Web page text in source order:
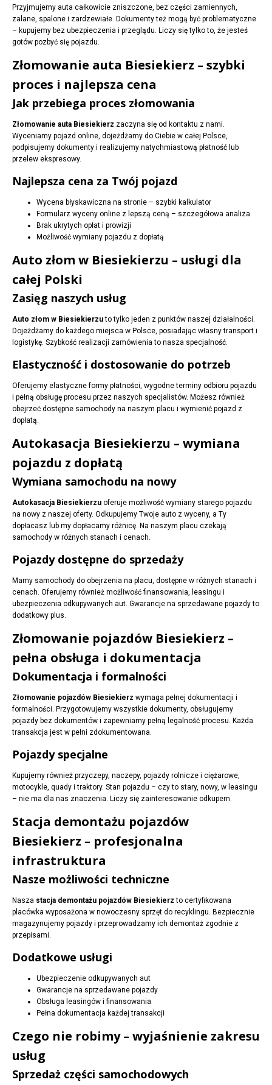
Przyjmujemy auta całkowicie zniszczone, bez części zamiennych,
zalane, spalone i zardzewiałe. Dokumenty też mogą być problematyczne
– kupujemy bez ubezpieczenia i przeglądu. Liczy się tylko to, że jesteś
gotów pozbyć się pojazdu.
Złomowanie auta Biesiekierz – szybki
proces i najlepsza cena
Jak przebiega proces złomowania
Złomowanie auta Biesiekierz zaczyna się od kontaktu z nami.
Wyceniamy pojazd online, dojeżdżamy do Ciebie w całej Polsce,
podpisujemy dokumenty i realizujemy natychmiastową płatność lub
przelew ekspresowy.
Najlepsza cena za Twój pojazd
Wycena błyskawiczna na stronie – szybki kalkulator
Formularz wyceny online z lepszą ceną – szczegółowa analiza
Brak ukrytych opłat i prowizji
Możliwość wymiany pojazdu z dopłatą
Auto złom w Biesiekierzu – usługi dla
całej Polski
Zasięg naszych usług
Auto złom w Biesiekierzuto tylko jeden z punktów naszej działalności.
Dojeżdżamy do każdego miejsca w Polsce, posiadając własny transport i
logistykę. Szybkość realizacji zamówienia to nasza specjalność.
Elastyczność i dostosowanie do potrzeb
Oferujemy elastyczne formy płatności, wygodne terminy odbioru pojazdu
i pełną obsługę procesu przez naszych specjalistów. Możesz również
obejrzeć dostępne samochody na naszym placu i wymienić pojazd z
dopłatą.
Autokasacja Biesiekierzu – wymiana
pojazdu z dopłatą
Wymiana samochodu na nowy
Autokasacja Biesiekierzu oferuje możliwość wymiany starego pojazdu
na nowy z naszej oferty. Odkupujemy Twoje auto z wyceny, a Ty
dopłacasz lub my dopłacamy różnicę. Na naszym placu czekają
samochody w różnych stanach i cenach.
Pojazdy dostępne do sprzedaży
Mamy samochody do obejrzenia na placu, dostępne w różnych stanach i
cenach. Oferujemy również możliwość finansowania, leasingu i
ubezpieczenia odkupywanych aut. Gwarancje na sprzedawane pojazdy to
dodatkowy plus.
Złomowanie pojazdów Biesiekierz –
pełna obsługa i dokumentacja
Dokumentacja i formalności
Złomowanie pojazdów Biesiekierz wymaga pełnej dokumentacji i
formalności. Przygotowujemy wszystkie dokumenty, obsługujemy
pojazdy bez dokumentów i zapewniamy pełną legalność procesu. Każda
transakcja jest w pełni zdokumentowana.
Pojazdy specjalne
Kupujemy również przyczepy, naczepy, pojazdy rolnicze i ciężarowe,
motocykle, quady i traktory. Stan pojazdu – czy to stary, nowy, w leasingu
– nie ma dla nas znaczenia. Liczy się zainteresowanie odkupem.
Stacja demontażu pojazdów
Biesiekierz – profesjonalna
infrastruktura
Nasze możliwości techniczne
Nasza stacja demontażu pojazdów Biesiekierz to certyfikowana
placówka wyposażona w nowoczesny sprzęt do recyklingu. Bezpiecznie
magazynujemy pojazdy i przeprowadzamy ich demontaż zgodnie z
przepisami.
Dodatkowe usługi
Ubezpieczenie odkupywanych aut
Gwarancje na sprzedawane pojazdy
Obsługa leasingów i finansowania
Pełna dokumentacja każdej transakcji
Czego nie robimy – wyjaśnienie zakresu
usług
Sprzedaż części samochodowych